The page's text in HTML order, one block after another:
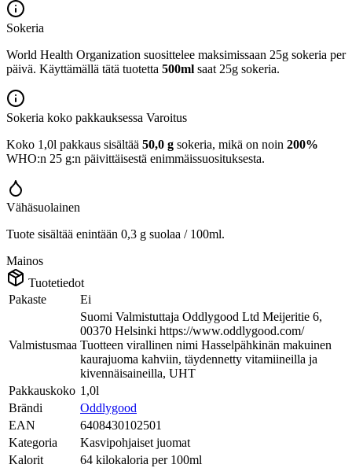
Sokeria
World Health Organization suosittelee maksimissaan 25g sokeria per
päivä. Käyttämällä tätä tuotetta 500ml saat 25g sokeria.
Sokeria koko pakkauksessa Varoitus
Koko 1,0l pakkaus sisältää 50,0 g sokeria, mikä on noin 200%
WHO:n 25 g:n päivittäisestä enimmäissuosituksesta.
Vähäsuolainen
Tuote sisältää enintään 0,3 g suolaa / 100ml.
Mainos
Tuotetiedot
Pakaste
Ei
Valmistusmaa
Suomi Valmistuttaja Oddlygood Ltd Meijeritie 6,
00370 Helsinki https://www.oddlygood.com/
Tuotteen virallinen nimi Hasselpähkinän makuinen
kaurajuoma kahviin, täydennetty vitamiineilla ja
kivennäisaineilla, UHT
Pakkauskoko 1,0l
Brändi
Oddlygood
EAN
6408430102501
Kategoria
Kasvipohjaiset juomat
Kalorit
64 kilokaloria per 100ml